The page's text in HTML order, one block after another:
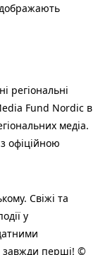
регіональні
Fund Nordic в
медіа.
офіційною
Свіжі та
у
завжди перші! ©